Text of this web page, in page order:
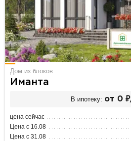
Дом из блоков
Иманта
В ипотеку: от 0
цена сейчас
Цена с 16.08
Цена с 31.08